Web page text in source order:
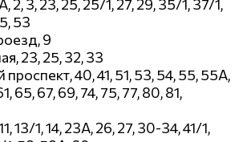
2, 3, 23, 25, 25/1, 27, 29, 35/1, 37/1,
53
9
23, 25, 32, 33
40, 41, 51, 53, 54, 55, 55А,
65, 67, 69, 74, 75, 77, 80, 81,
13/1, 14, 23А, 26, 27, 30-34, 41/1,